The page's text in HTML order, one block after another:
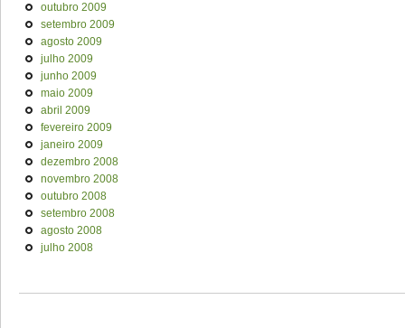
outubro 2009
setembro 2009
agosto 2009
julho 2009
junho 2009
maio 2009
abril 2009
fevereiro 2009
janeiro 2009
dezembro 2008
novembro 2008
outubro 2008
setembro 2008
agosto 2008
julho 2008